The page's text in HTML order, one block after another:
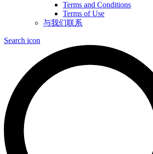
Terms and Conditions
Terms of Use
与我们联系
Search icon